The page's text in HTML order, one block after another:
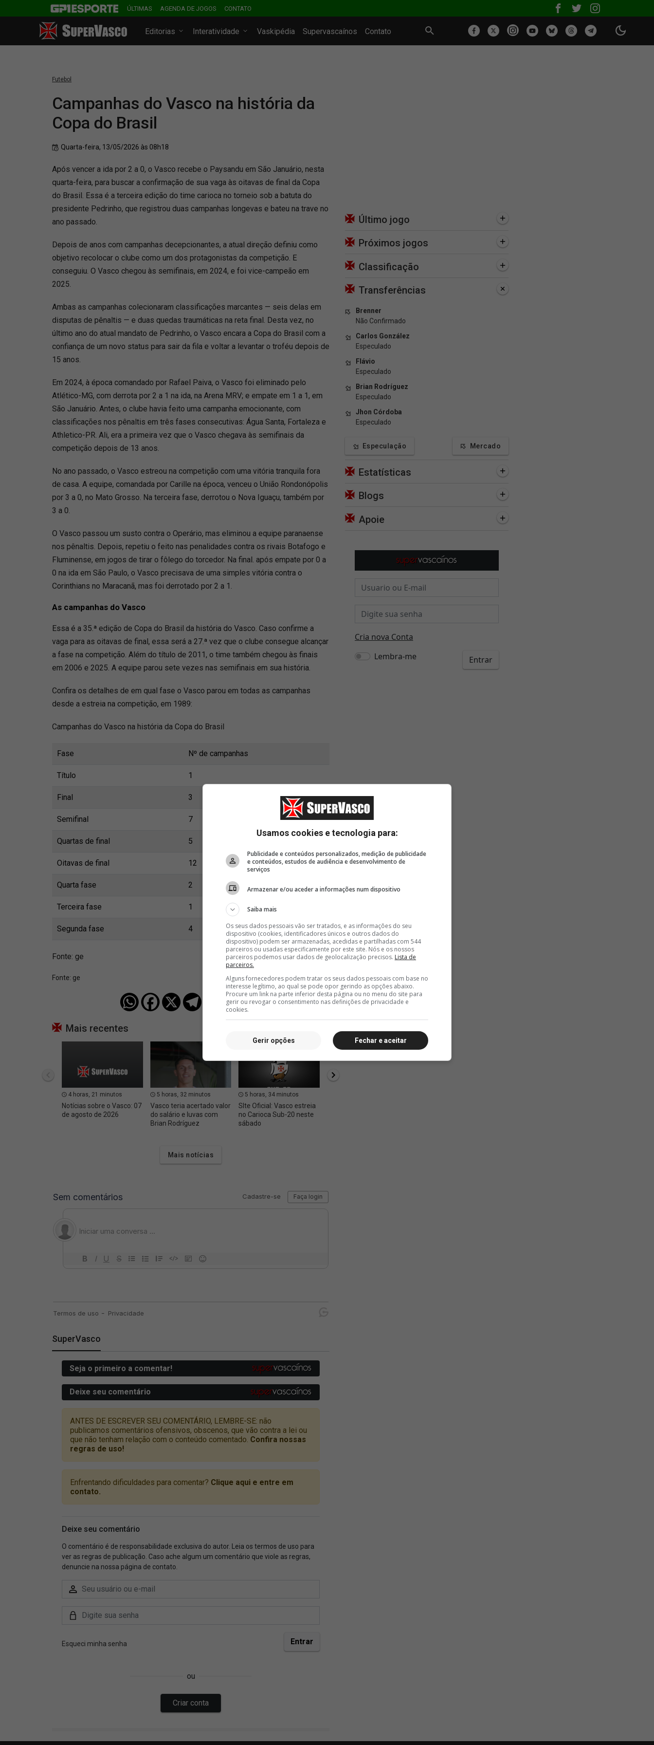
ÚLTIMAS AGENDA DE JOGOS CONTATO
Editorias Interatividade Vaskipédia Supervascaínos Contato
Futebol
Campanhas do Vasco na história da
Copa do Brasil
Quarta-feira, 13/05/2026 às 08h18
Após vencer a ida por 2 a 0, o Vasco recebe o Paysandu em São Januário, nesta
quarta-feira, para buscar a confirmação de sua vaga às oitavas de final da Copa
do Brasil. Essa é a terceira edição do time carioca no torneio sob a batuta do
presidente Pedrinho, que registrou duas campanhas longevas e bateu na trave no
ano passado.
Depois de anos com campanhas decepcionantes, a atual direção definiu como
objetivo recolocar o clube como um dos protagonistas da competição. E
conseguiu. O Vasco chegou às semifinais, em 2024, e foi vice-campeão em
2025.
Ambas as campanhas colecionaram classificações marcantes — seis delas em
disputas de pênaltis — e duas quedas traumáticas na reta final. Desta vez, no
último ano do atual mandato de Pedrinho, o Vasco encara a Copa do Brasil com a
confiança de um novo status para sair da fila e voltar a levantar o troféu depois de
15 anos.
Em 2024, à época comandado por Rafael Paiva, o Vasco foi eliminado pelo
Atlético-MG, com derrota por 2 a 1 na ida, na Arena MRV; e empate em 1 a 1, em
São Januário. Antes, o clube havia feito uma campanha emocionante, com
classificações nos pênaltis em três fases consecutivas: Água Santa, Fortaleza e
Athletico-PR. Ali, era a primeira vez que o Vasco chegava às semifinais da
competição depois de 13 anos.
No ano passado, o Vasco estreou na competição com uma vitória tranquila fora
de casa. A equipe, comandada por Carille na época, venceu o União Rondonópolis
por 3 a 0, no Mato Grosso. Na terceira fase, derrotou o Nova Iguaçu, também por
3 a 0.
O Vasco passou um susto contra o Operário, mas eliminou a equipe paranaense
nos pênaltis. Depois, repetiu o feito nas penalidades contra os rivais Botafogo e
Fluminense, em jogos de tirar o fôlego do torcedor. Na final. após empate por 0 a
0 na ida em São Paulo, o Vasco precisava de uma simples vitória contra o
Corinthians no Maracanã, mas foi derrotado por 2 a 1.
As campanhas do Vasco
Essa é a 35.ª edição de Copa do Brasil da história do Vasco. Caso confirme a
vaga para as oitavas de final, essa será a 27.ª vez que o clube consegue alcançar
a fase na competição. Além do título de 2011, o time também chegou às finais
em 2006 e 2025. A equipe parou sete vezes nas semifinais em sua história.
Confira os detalhes de em qual fase o Vasco parou em todas as campanhas
desde a estreia na competição, em 1989:
Campanhas do Vasco na história da Copa do Brasil
Fase Nº de campanhas
Título 1
Final 3
Semifinal 7
Quartas de final 5
Oitavas de final 12
Quarta fase 2
Terceira fase 1
Segunda fase 4
Fonte: ge
Fonte: ge
Mais recentes
4 horas, 21 minutos
Notícias sobre o Vasco: 07
de agosto de 2026
5 horas, 32 minutos
Vasco teria acertado valor
do salário e luvas com
Brian Rodríguez
5 horas, 34 minutos
SIte Oficial: Vasco estreia
no Carioca Sub-20 neste
sábado
Mais notícias
SuperVasco
Último jogo
Próximos jogos
Classificação
Transferências
Brenner
Não Confirmado
Carlos González
Especulado
Flávio
Especulado
Brian Rodríguez
Especulado
Jhon Córdoba
Especulado
Especulação Mercado
Estatísticas
Blogs
Apoie
Usamos cookies e tecnologia para:
Publicidade e conteúdos personalizados, medição de publicidade
e conteúdos, estudos de audiência e desenvolvimento de
serviços
Armazenar e/ou aceder a informações num dispositivo
Saiba mais
Os seus dados pessoais vão ser tratados, e as informações do seu
dispositivo (cookies, identificadores únicos e outros dados do
dispositivo) podem ser armazenadas, acedidas e partilhadas com 544
parceiros ou usadas especificamente por este site. Nós e os nossos
parceiros podemos usar dados de geolocalização precisos. Lista de
parceiros.
Alguns fornecedores podem tratar os seus dados pessoais com base no
interesse legítimo, ao qual se pode opor gerindo as opções abaixo.
Procure um link na parte inferior desta página ou no menu do site para
gerir ou revogar o consentimento nas definições de privacidade e
cookies.
Fechar e aceitar
Gerir opções